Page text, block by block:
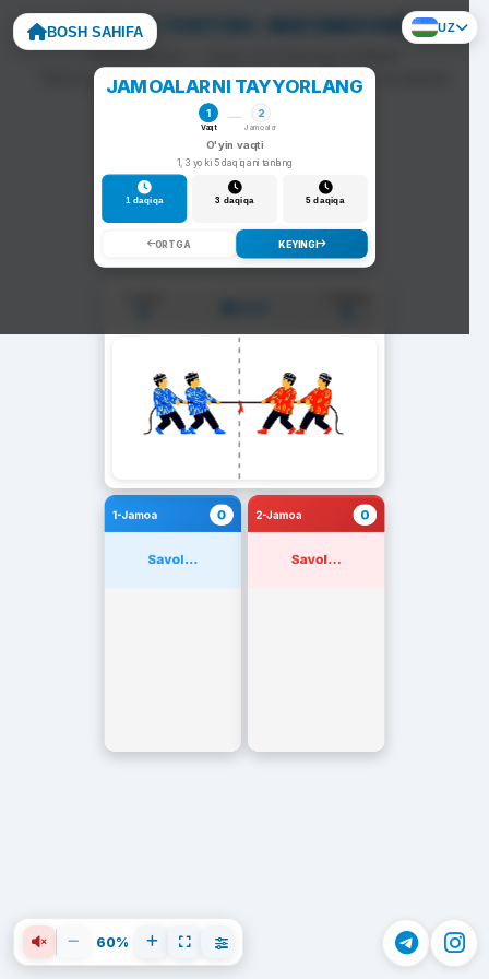
BOSH SAHIFA UZ
ARQON TORTISH: MATEMATIKË
To'g'ri javob — arqon siz tomonga tortiladi.
Noto'g'ri javob — arqon raqib tomonga siljiydi va darhol
yangi savol chiqadi.
JAMOALARNI TAYYORLANG
1
Vaqt
2
Jamoalar
O'yin vaqti
1, 3 yoki 5 daqiqani tanlang
1 daqiqa 3 daqiqa 5 daqiqa
ORTGA KEYINGI
1-Jamoa 0
Savol...
2-Jamoa 0
Savol...
60%